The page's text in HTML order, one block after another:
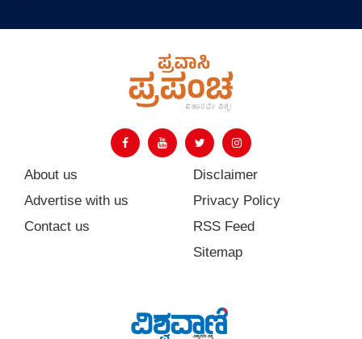
About us
Advertise with us
Contact us
Disclaimer
Privacy Policy
RSS Feed
Sitemap